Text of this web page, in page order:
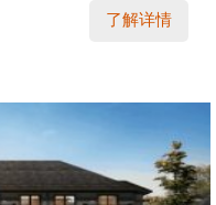
了解详情